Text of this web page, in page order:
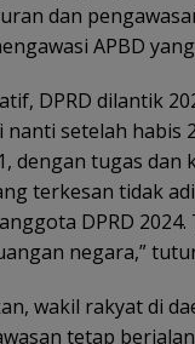
dan
APBD
DPRD dilantik
nanti setelah habis
dengan tugas dan
terkesan tidak
DPRD 2024.
negara,”
wakil rakyat di
tetap